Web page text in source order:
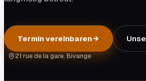
Termin vereinbaren
21 rue de la gare, Bivange
DER CHEVY 3100
Ein Symbol unserer Agentur
ersten Tag.